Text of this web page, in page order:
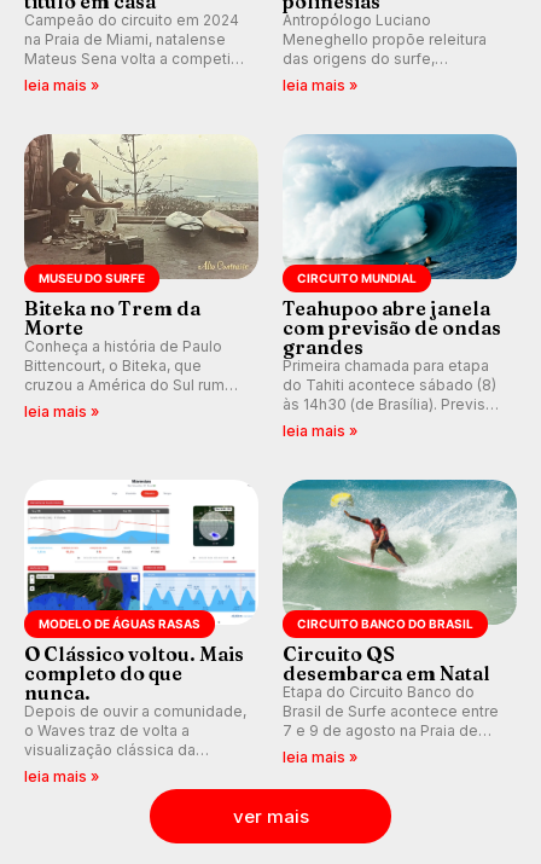
Campeão do circuito em 2024
na Praia de Miami, natalense
Mateus Sena volta a competir
em casa em busca de manter a
leia mais »
Antropólogo Luciano
Meneghello propõe releitura
das origens do surfe,
resgatando a cultura polinésia
prática em esporte e indústria.
leia mais »
MUSEU DO SURFE
Biteka no Trem da
Morte
Conheça a história de Paulo
Bittencourt, o Biteka, que
cruzou a América do Sul rumo
ao Pacífico em uma jornada
leia mais »
CIRCUITO MUNDIAL
Teahupoo abre janela
com previsão de ondas
grandes
Primeira chamada para etapa
do Tahiti acontece sábado (8)
às 14h30 (de Brasília). Previsão
indica swell consistente.
Kelly Slater convidado.
leia mais »
MODELO DE ÁGUAS RASAS
O Clássico voltou. Mais
completo do que
nunca.
Depois de ouvir a comunidade,
o Waves traz de volta a
visualização clássica da
previsão de águas rasas,
agora integrada à nova
plataforma e com previsão das
ondas para até 16 dias.
leia mais »
CIRCUITO BANCO DO BRASIL
Circuito QS
desembarca em Natal
Etapa do Circuito Banco do
Brasil de Surfe acontece entre
7 e 9 de agosto na Praia de
Miami (RN), em disputas
(QS) 4.000 e pela corrida por
vagas no Challenger Series.
leia mais »
ver mais